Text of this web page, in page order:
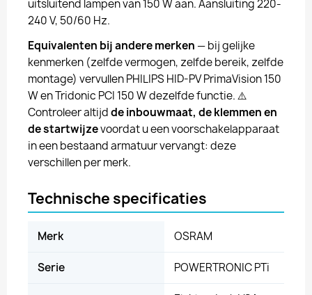
uitsluitend lampen van 150 W aan. Aansluiting 220-
240 V, 50/60 Hz.
Equivalenten bij andere merken — bij gelijke
kenmerken (zelfde vermogen, zelfde bereik, zelfde
montage) vervullen PHILIPS HID-PV PrimaVision 150
W en Tridonic PCI 150 W dezelfde functie. ⚠️
Controleer altijdde inbouwmaat, de klemmen en
de startwijzevoordat u een voorschakelapparaat
in een bestaand armatuur vervangt: deze
verschillen per merk.
Technische specificaties
Merk OSRAM
Serie POWERTRONIC PTi